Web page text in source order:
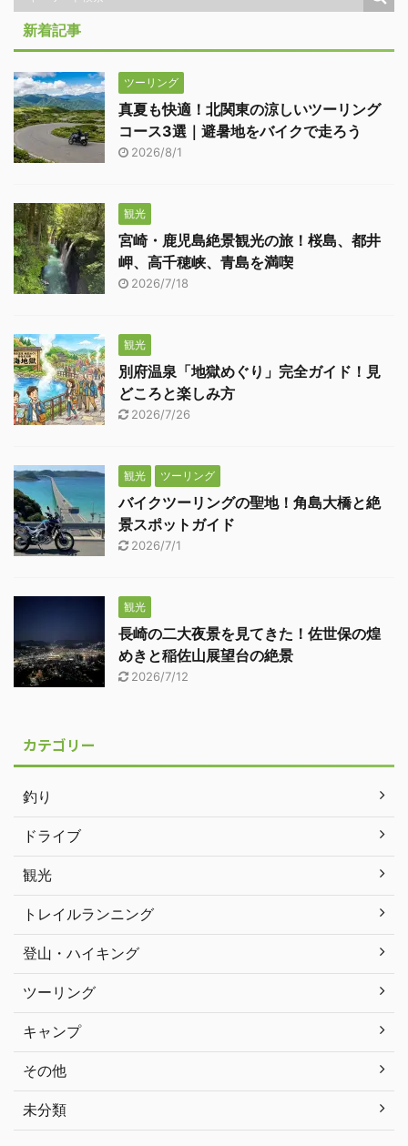
新着記事
ツーリング
真夏も快適！北関東の涼しいツーリング
コース3選｜避暑地をバイクで走ろう
2026/8/1
観光
宮崎・鹿児島絶景観光の旅！桜島、都井
岬、高千穂峡、青島を満喫
2026/7/18
観光
別府温泉「地獄めぐり」完全ガイド！見
どころと楽しみ方
2026/7/26
観光 ツーリング
バイクツーリングの聖地！角島大橋と絶
景スポットガイド
2026/7/1
観光
長崎の二大夜景を見てきた！佐世保の煌
めきと稲佐山展望台の絶景
2026/7/12
カテゴリー
釣り
ドライブ
観光
トレイルランニング
登山・ハイキング
ツーリング
キャンプ
その他
未分類